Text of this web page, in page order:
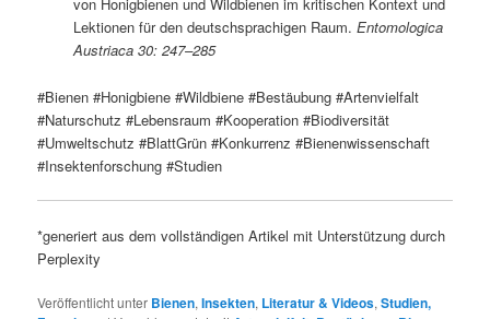
von Honigbienen und Wildbienen im kritischen Kontext und
Lektionen für den deutschsprachigen Raum. Entomologica
Austriaca 30: 247–285
#Bienen #Honigbiene #Wildbiene #Bestäubung #Artenvielfalt
#Naturschutz #Lebensraum #Kooperation #Biodiversität
#Umweltschutz #BlattGrün #Konkurrenz #Bienenwissenschaft
#Insektenforschung #Studien
*generiert aus dem vollständigen Artikel mit Unterstützung durch
Perplexity
Veröffentlicht unter Bienen,Insekten, Literatur & Videos,Studien,